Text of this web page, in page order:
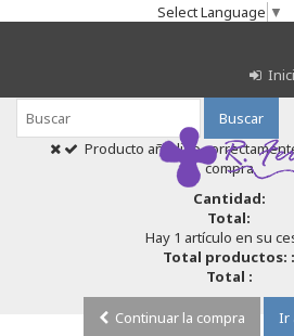
Select Language ▼
Buscar
Producto añadido
compra
Cantidad:
Total:
Hay 1 artículo en su
Total productos: :
Total :
Continuar la compra
Ir